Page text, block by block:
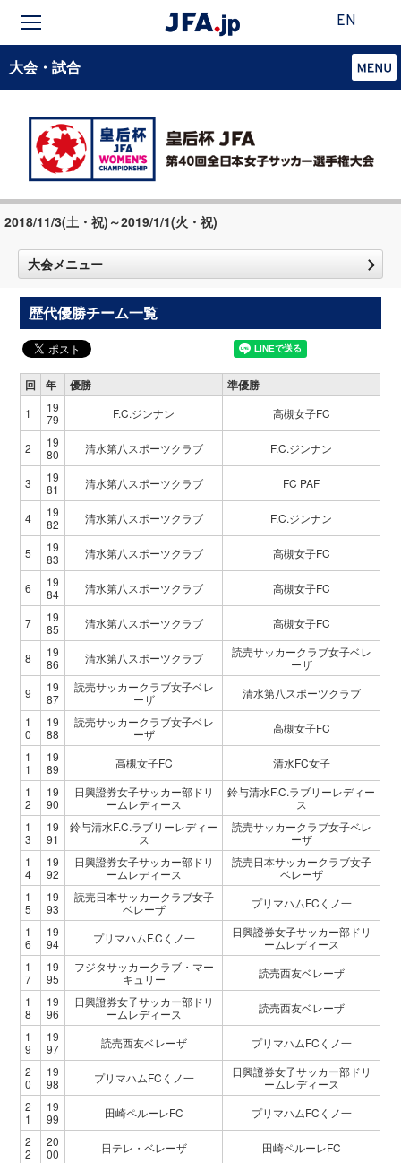
EN
大会・試合
2018/11/3(土・祝)～2019/1/1(火・祝)
大会メニュー
歴代優勝チーム一覧
回 年 優勝 準優勝
1
19
79
F.C.ジンナン 高槻女子FC
2
19
80
清水第八スポーツクラブ F.C.ジンナン
3
19
81
清水第八スポーツクラブ FC PAF
4
19
82
清水第八スポーツクラブ F.C.ジンナン
5
19
83
清水第八スポーツクラブ 高槻女子FC
6
19
84
清水第八スポーツクラブ 高槻女子FC
7
19
85
清水第八スポーツクラブ 高槻女子FC
8
19
86
清水第八スポーツクラブ
読売サッカークラブ女子ベレ
ーザ
9
19
87
読売サッカークラブ女子ベレ
ーザ
清水第八スポーツクラブ
1
0
19
88
読売サッカークラブ女子ベレ
ーザ
高槻女子FC
1
1
19
89
高槻女子FC
清水FC女子
1
2
19
90
日興證券女子サッカー部ドリ
ームレディース
鈴与清水F.C.ラブリーレディー
ス
1
3
19
91
鈴与清水F.C.ラブリーレディー
ス
読売サッカークラブ女子ベレ
ーザ
1
4
19
92
日興證券女子サッカー部ドリ
ームレディース
読売日本サッカークラブ女子
ベレーザ
1
5
19
93
読売日本サッカークラブ女子
ベレーザ
プリマハムFCくノ一
1
6
19
94
プリマハムF.Cくノ一
日興證券女子サッカー部ドリ
ームレディース
1
7
19
95
フジタサッカークラブ・マー
キュリー
読売西友ベレーザ
1
8
19
96
日興證券女子サッカー部ドリ
ームレディース
読売西友ベレーザ
1
9
19
97
読売西友ベレーザ
プリマハムFCくノ一
2
0
19
98
プリマハムFCくノ一
日興證券女子サッカー部ドリ
ームレディース
2
1
19
99
田崎ペルーレFC
プリマハムFCくノ一
2
2
20
00
日テレ・ベレーザ
田崎ペルーレFC